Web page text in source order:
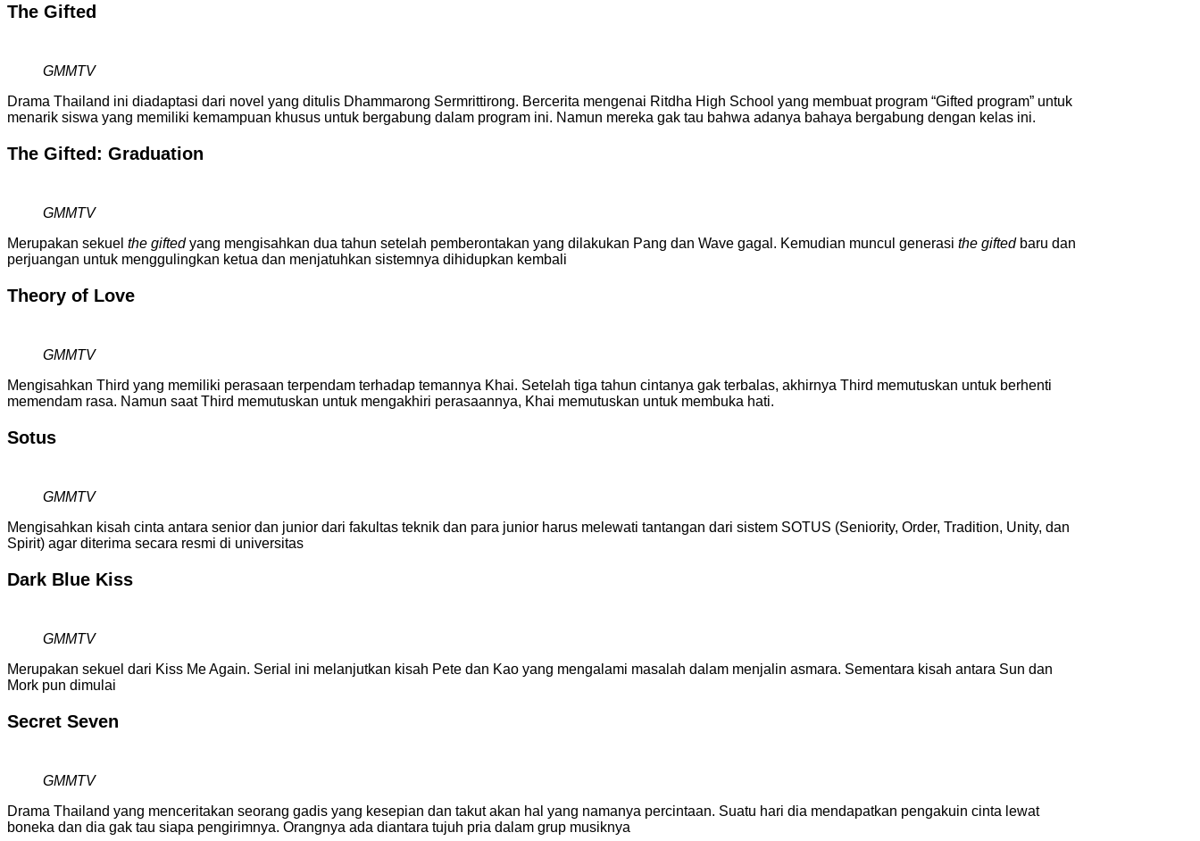
The Gifted
GMMTV
Drama Thailand ini diadaptasi dari novel yang ditulis Dhammarong Sermrittirong. Bercerita mengenai Ritdha High School yang membuat program “Gifted program” untuk
menarik siswa yang memiliki kemampuan khusus untuk bergabung dalam program ini. Namun mereka gak tau bahwa adanya bahaya bergabung dengan kelas ini.
The Gifted: Graduation
GMMTV
Merupakan sekuel the giftedyang mengisahkan dua tahun setelah pemberontakan yang dilakukan Pang dan Wave gagal. Kemudian muncul generasi the giftedbaru dan
perjuangan untuk menggulingkan ketua dan menjatuhkan sistemnya dihidupkan kembali
Theory of Love
GMMTV
Mengisahkan Third yang memiliki perasaan terpendam terhadap temannya Khai. Setelah tiga tahun cintanya gak terbalas, akhirnya Third memutuskan untuk berhenti
memendam rasa. Namun saat Third memutuskan untuk mengakhiri perasaannya, Khai memutuskan untuk membuka hati.
Sotus
GMMTV
Mengisahkan kisah cinta antara senior dan junior dari fakultas teknik dan para junior harus melewati tantangan dari sistem SOTUS (Seniority, Order, Tradition, Unity, dan
Spirit) agar diterima secara resmi di universitas
Dark Blue Kiss
GMMTV
Merupakan sekuel dari Kiss Me Again. Serial ini melanjutkan kisah Pete dan Kao yang mengalami masalah dalam menjalin asmara. Sementara kisah antara Sun dan
Mork pun dimulai
Secret Seven
GMMTV
Drama Thailand yang menceritakan seorang gadis yang kesepian dan takut akan hal yang namanya percintaan. Suatu hari dia mendapatkan pengakuin cinta lewat
boneka dan dia gak tau siapa pengirimnya. Orangnya ada diantara tujuh pria dalam grup musiknya